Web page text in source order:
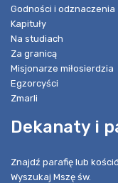
Godności i odznaczenia
Kapituły
Na studiach
Za granicą
Misjonarze miłosierdzia
Egzorcyści
Zmarli
Dekanaty i
Znajdź parafię lub
Wyszukaj Mszę św.